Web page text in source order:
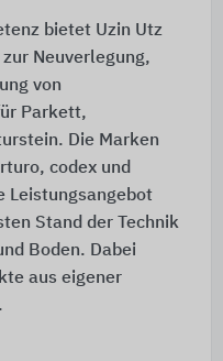
bietet Uzin Utz
Neuverlegung,
von
Parkett,
Die Marken
codex und
Leistungsangebot
Stand der Technik
Boden. Dabei
aus eigener